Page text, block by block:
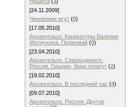
[24.11.2009]
Чиновники жгут (0)
[17.05.2010]
Архангельск. Карикатуры Валерия
Житнухина. Первомай (0)
[23.04.2010]
Архангельск. Северодвинск.
Россия. Гмырин, бери лопату! (2)
[19.02.2010]
Архангельск. В последний час (4)
[09.07.2010]
Архангельск. Россия. Другое